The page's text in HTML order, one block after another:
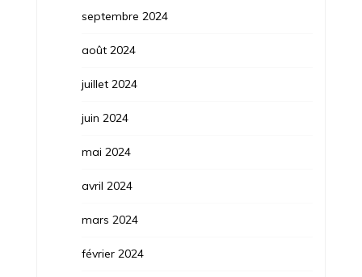
septembre 2024
août 2024
juillet 2024
juin 2024
mai 2024
avril 2024
mars 2024
février 2024